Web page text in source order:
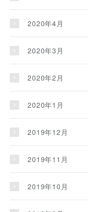
2020年4月
2020年3月
2020年2月
2020年1月
2019年12月
2019年11月
2019年10月